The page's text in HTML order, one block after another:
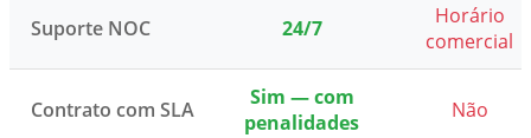
Suporte NOC 24/7
Horário
comercial
Contrato com SLA
Sim — com
penalidades
Não